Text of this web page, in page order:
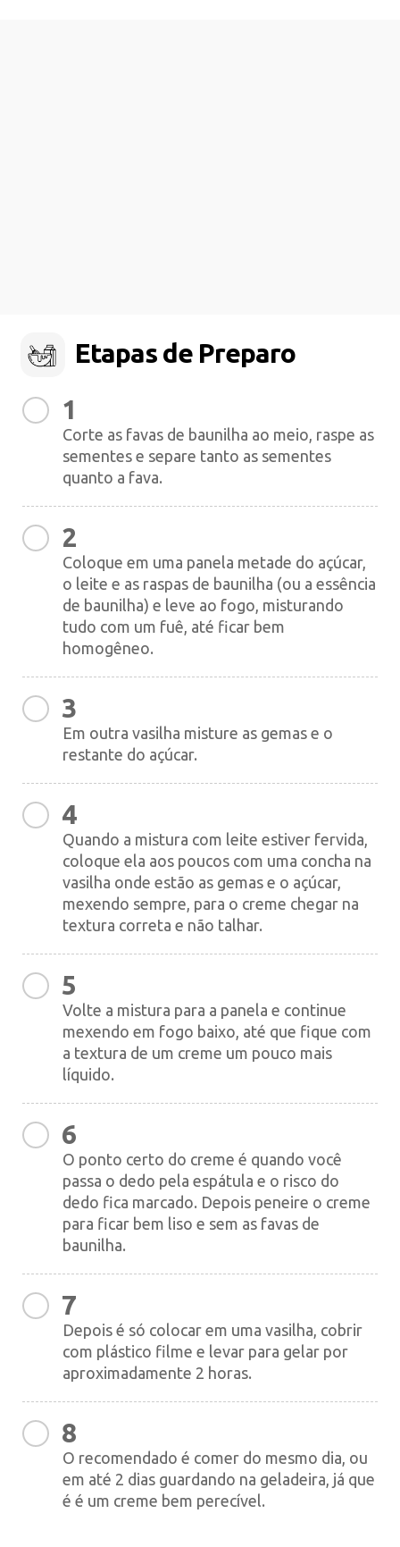
Etapas de Preparo
1
Corte as favas de baunilha ao meio, raspe as
sementes e separe tanto as sementes
quanto a fava.
2
Coloque em uma panela metade do açúcar,
o leite e as raspas de baunilha (ou a essência
de baunilha) e leve ao fogo, misturando
tudo com um fuê, até ficar bem
homogêneo.
3
Em outra vasilha misture as gemas e o
restante do açúcar.
4
Quando a mistura com leite estiver fervida,
coloque ela aos poucos com uma concha na
vasilha onde estão as gemas e o açúcar,
mexendo sempre, para o creme chegar na
textura correta e não talhar.
5
Volte a mistura para a panela e continue
mexendo em fogo baixo, até que fique com
a textura de um creme um pouco mais
líquido.
6
O ponto certo do creme é quando você
passa o dedo pela espátula e o risco do
dedo fica marcado. Depois peneire o creme
para ficar bem liso e sem as favas de
baunilha.
7
Depois é só colocar em uma vasilha, cobrir
com plástico filme e levar para gelar por
aproximadamente 2 horas.
8
O recomendado é comer do mesmo dia, ou
em até 2 dias guardando na geladeira, já que
é é um creme bem perecível.